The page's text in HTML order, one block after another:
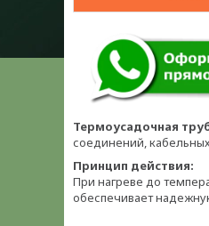
Термоусадочная
соединений,
Принцип действия:
При нагреве до
обеспечивает